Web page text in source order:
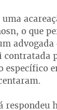
o que
contratada
respondeu